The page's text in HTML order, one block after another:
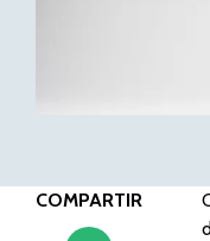
COMPARTIR